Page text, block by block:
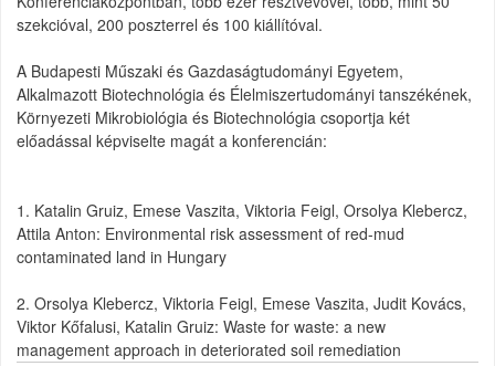
szekcióval, 200 poszterrel és 100 kiállítóval.
A Budapesti Műszaki és Gazdaságtudományi Egyetem,
Alkalmazott Biotechnológia és Élelmiszertudományi tanszékének,
Környezeti Mikrobiológia és Biotechnológia csoportja két
előadással képviselte magát a konferencián:
1. Katalin Gruiz, Emese Vaszita, Viktoria Feigl, Orsolya Klebercz,
Attila Anton: Environmental risk assessment of red-mud
contaminated land in Hungary
2. Orsolya Klebercz, Viktoria Feigl, Emese Vaszita, Judit Kovács,
Viktor Kőfalusi, Katalin Gruiz: Waste for waste: a new
management approach in deteriorated soil remediation